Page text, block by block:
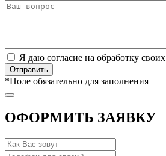
Я даю согласие на обработку своих
*Поле обязательно для заполнения
ОФОРМИТЬ ЗАЯВКУ